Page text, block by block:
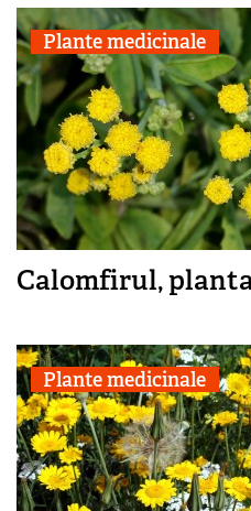
Plante medicinale
Calomfirul,
Plante medicinale